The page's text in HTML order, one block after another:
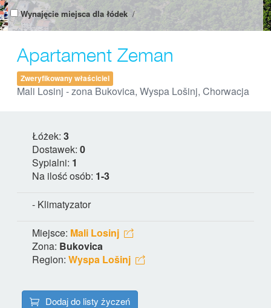
Wynajęcie miejsca dla łódek /
Apartament Zeman
Zweryfikowany właściciel
Mali Losinj - zona Bukovica, Wyspa Lošinj, Chorwacja
Łóżek: 3
Dostawek: 0
Sypialni: 1
Na ilość osób: 1-3
- Klimatyzator
Miejsce: Mali Losinj
Zona: Bukovica
Region: Wyspa Lošinj
Dodaj do listy życzeń